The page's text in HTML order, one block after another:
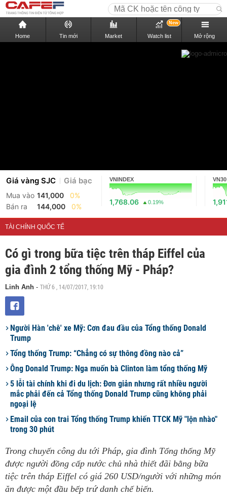
Home Tin mới Market Watch list
New
Mở rộng
Giá vàng SJC Giá bạc
Mua vào 141,000
0%
Bán ra
144,000 0%
VNINDEX
1,768.06 0.19%
VN30
TÀI CHÍNH QUỐC TẾ
Có gì trong bữa tiệc trên tháp Eiffel của
gia đình 2 tổng thống Mỹ - Pháp?
Linh Anh - THỨ 6 , 14/07/2017, 19:10
Người Hàn 'chê' xe Mỹ: Cơn đau đầu của Tổng thống Donald
Trump
Tổng thống Trump: “Chẳng có sự thông đồng nào cả”
Ông Donald Trump: Nga muốn bà Clinton làm tổng thống Mỹ
5 lỗi tài chính khi đi du lịch: Đơn giản nhưng rất nhiều người
mắc phải đến cả Tổng thống Donald Trump cũng không phải
ngoại lệ
Email của con trai Tổng thống Trump khiến TTCK Mỹ "lộn nhào"
trong 30 phút
Trong chuyến công du tới Pháp, gia đình Tổng thống Mỹ
được người đồng cấp nước chủ nhà thiết đãi bằng bữa
tiệc trên tháp Eiffel có giá 260 USD/người với những món
ăn được một đầu bếp trứ danh chế biến.